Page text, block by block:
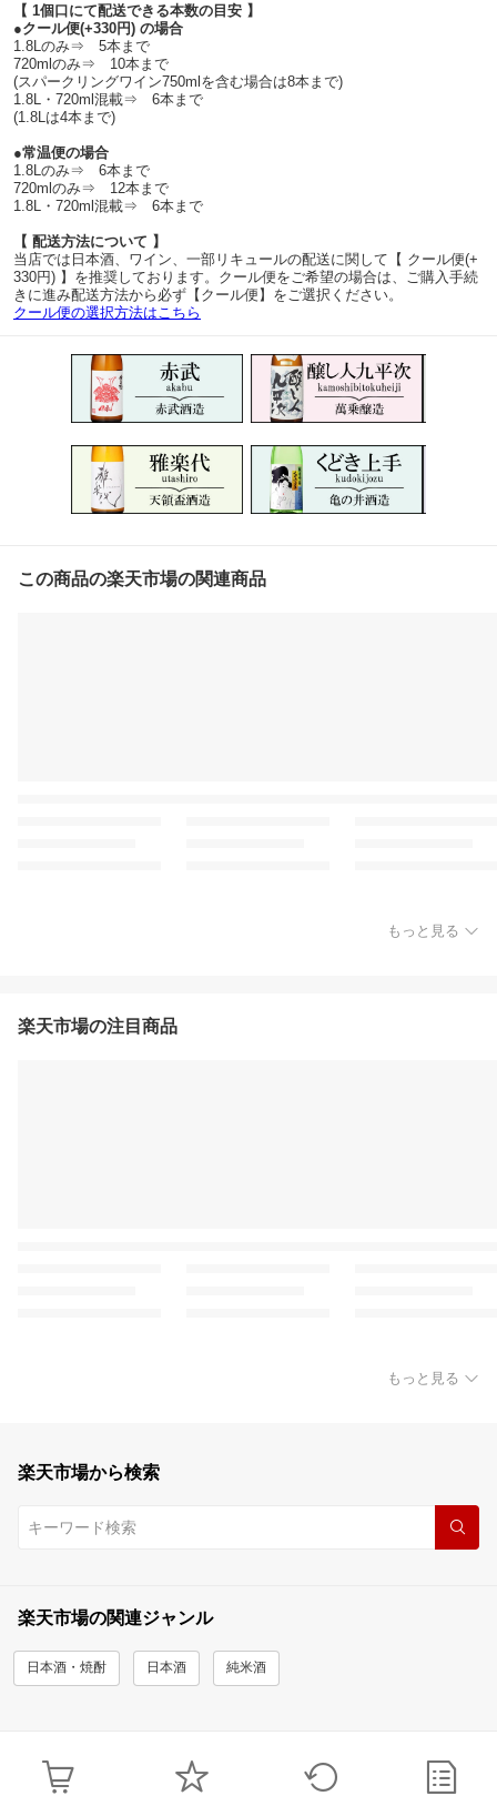
【 1個口にて配送できる本数の目安 】
●クール便(+330円) の場合
1.8Lのみ⇒ 5本まで
720mlのみ⇒ 10本まで
(スパークリングワイン750mlを含む場合は8本まで)
1.8L・720ml混載⇒ 6本まで
(1.8Lは4本まで)
●常温便の場合
1.8Lのみ⇒ 6本まで
720mlのみ⇒ 12本まで
1.8L・720ml混載⇒ 6本まで
【 配送方法について 】
当店では日本酒、ワイン、一部リキュールの配送に関して【 クール便(+
330円) 】を推奨しております。クール便をご希望の場合は、ご購入手続
きに進み配送方法から必ず【クール便】をご選択ください。
クール便の選択方法はこちら
この商品の楽天市場の関連商品
もっと見る
楽天市場の注目商品
もっと見る
楽天市場から検索
楽天市場の関連ジャンル
日本酒・焼酎 日本酒 純米酒